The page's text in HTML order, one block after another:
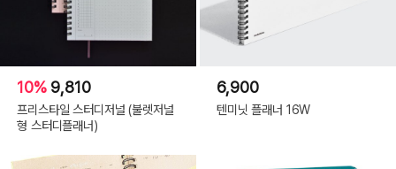
10% 9,810
프리스타일 스터디저널 (불렛저널
형 스터디플래너)
6,900
텐미닛 플래너 16W